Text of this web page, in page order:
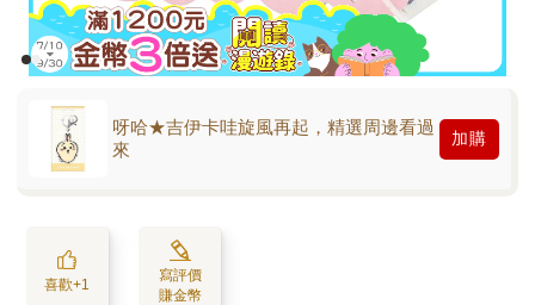
呀哈★吉伊卡哇旋風再起，精選周邊看過
來
加購
喜歡+1
寫評價
賺金幣